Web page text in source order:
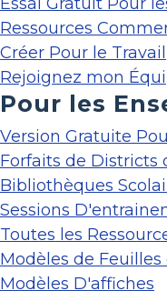
Ressources
Créer Pour le Travail
Rejoignez mon
Pour les
Version Gratuite
Forfaits de Districts
Bibliothèques
Sessions
Toutes les
Modèles de Feuilles
Modèles D'affiches